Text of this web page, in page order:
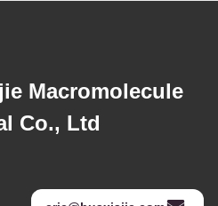
Macromolecule
Co., Ltd.